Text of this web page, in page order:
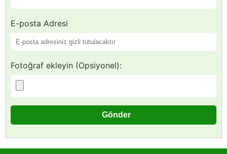
E-posta Adresi
Fotoğraf ekleyin (Opsiyonel):